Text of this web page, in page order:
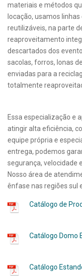
materiais e métodos
locação, usamos
reutilizáveis, na parte
reaproveitamento
descartados dos
sacolas, forros, lonas
enviadas para a
totalmente
Essa especialização e
atingir alta eficiência,
equipe própria e
entrega, podemos
segurança, velocidade
Nosso área de
ênfase nas regiões sul
Catálogo de
Catálogo Domo
Catálogo